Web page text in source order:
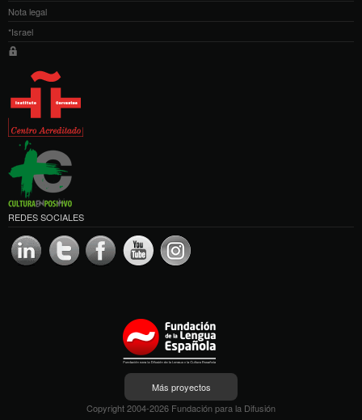
Nota legal
*Israel
REDES SOCIALES
Más proyectos
Copyright 2004-2026 Fundación para la Difusión